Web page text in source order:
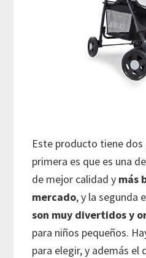
Este producto tiene dos
primera es que es una
de mejor calidad y más
mercado, y la segunda
son muy divertidos y
para niños pequeños.
para elegir, y además el